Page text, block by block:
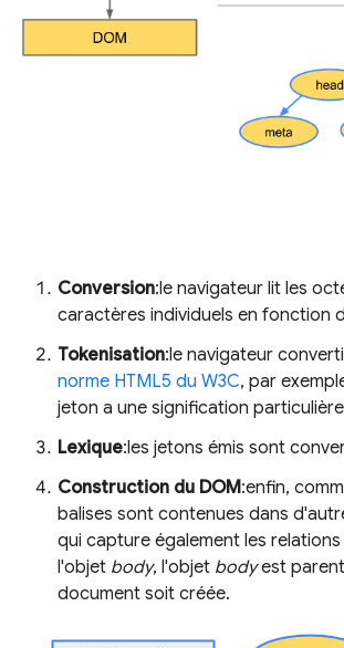
Conversion:le navigateur lit les
caractères individuels en fonction
Tokenisation:le navigateur
norme HTML5 du W3C, par
jeton a une signification
Lexique:les jetons émis sont
Construction du DOM:enfin,
balises sont contenues dans
qui capture également les
l'objet body, l'objet bodyest
document soit créée.